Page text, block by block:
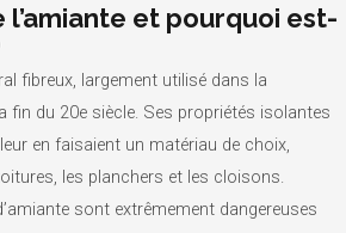
l’amiante et pourquoi est-
fibreux, largement utilisé dans la
fin du 20e siècle. Ses propriétés isolantes
en faisaient un matériau de choix,
les planchers et les cloisons.
sont extrêmement dangereuses